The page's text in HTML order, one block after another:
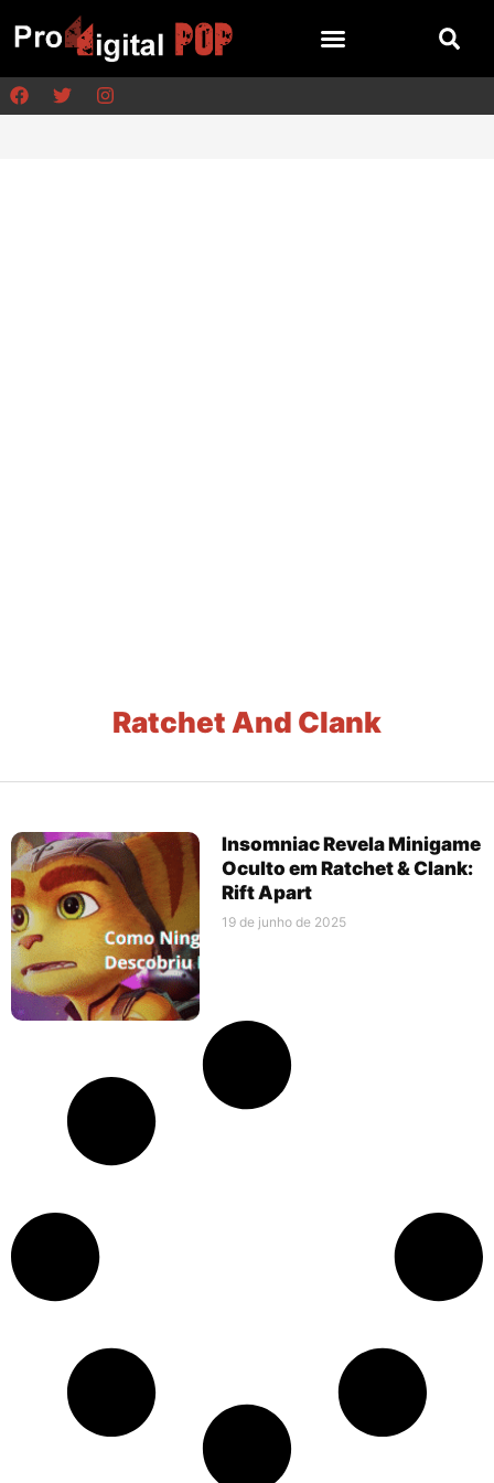
Ratchet And Clank
Insomniac Revela Minigame
Oculto em Ratchet & Clank:
Rift Apart
19 de junho de 2025